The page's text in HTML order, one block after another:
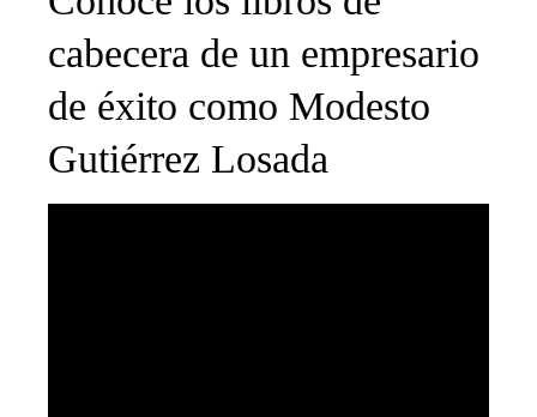
cabecera de un empresario
de éxito como Modesto
Gutiérrez Losada